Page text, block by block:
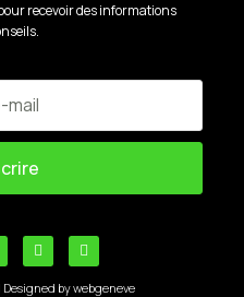
recevoir des informations
by webgeneve